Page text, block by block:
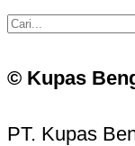
© Kupas
PT. Kupas